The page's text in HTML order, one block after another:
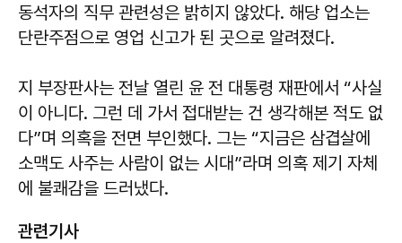
동석자의 직무 관련성은 밝히지 않았다. 해당 업소는
단란주점으로 영업 신고가 된 곳으로 알려졌다.
지 부장판사는 전날 열린 윤 전 대통령 재판에서 “사실
이 아니다. 그런 데 가서 접대받는 건 생각해본 적도 없
다”며 의혹을 전면 부인했다. 그는 “지금은 삼겹살에
소맥도 사주는 사람이 없는 시대”라며 의혹 제기 자체
에 불쾌감을 드러냈다.
관련기사